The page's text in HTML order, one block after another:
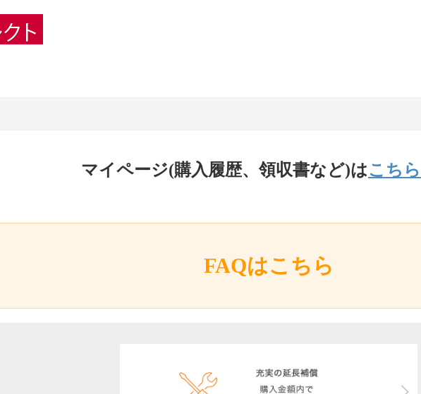
マイページ(購入履歴、領収書など)はこちら
FAQはこちら